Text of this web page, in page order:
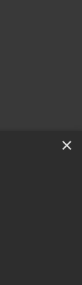
×